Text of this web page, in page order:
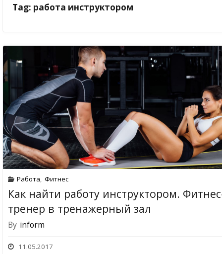
Tag: работа инструктором
Работа, Фитнес
Как найти работу инструктором.
тренер в тренажерный зал
By inform
11.05.2017